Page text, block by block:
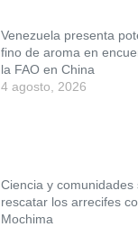
Venezuela presenta
fino de aroma en
la FAO en China
4 agosto, 2026
Ciencia y comunidades
rescatar los arrecifes
Mochima